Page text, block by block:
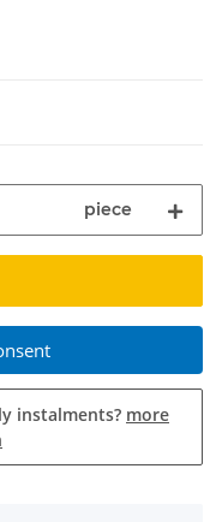
piece
instalments? more